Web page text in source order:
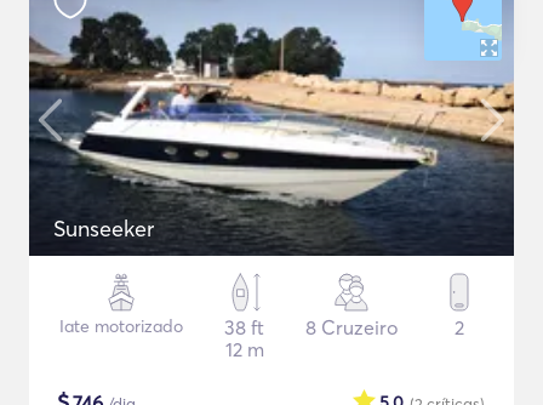
Sunseeker
Iate motorizado
38 ft
12 m
8 Cruzeiro 2